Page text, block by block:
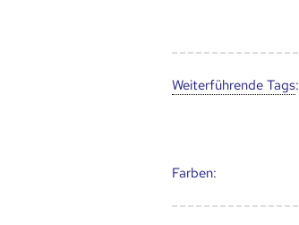
Weiter­führende Tags:
Farben: